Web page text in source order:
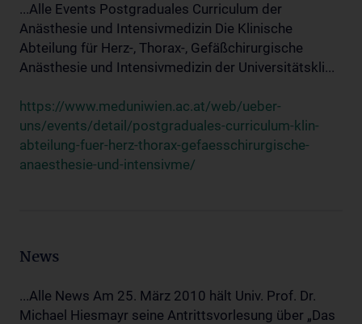
...Alle Events Postgraduales Curriculum der
Anästhesie und Intensivmedizin Die Klinische
Abteilung für Herz-, Thorax-, Gefäßchirurgische
Anästhesie und Intensivmedizin der Universitätskli...
https://www.meduniwien.ac.at/web/ueber-
uns/events/detail/postgraduales-curriculum-klin-
abteilung-fuer-herz-thorax-gefaesschirurgische-
anaesthesie-und-intensivme/
News
...Alle News Am 25. März 2010 hält Univ. Prof. Dr.
Michael Hiesmayr seine Antrittsvorlesung über „Das